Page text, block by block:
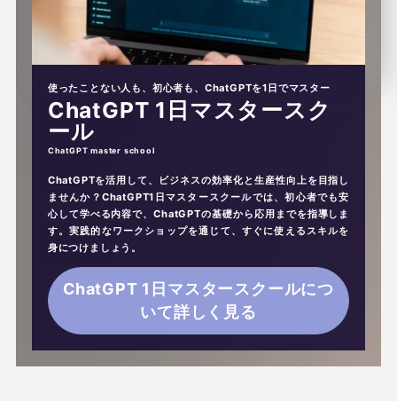
使ったことない人も、初心者も、ChatGPTを1日でマスター
ChatGPT 1日マスタースク
ール
ChatGPTを活用して、ビジネスの効率化と生産性向上を目指し
ませんか？ChatGPT1日マスタースクールでは、初心者でも安
心して学べる内容で、ChatGPTの基礎から応用までを指導しま
す。実践的なワークショップを通じて、すぐに使えるスキルを
身につけましょう。
ChatGPT 1日マスタースクールにつ
いて詳しく見る